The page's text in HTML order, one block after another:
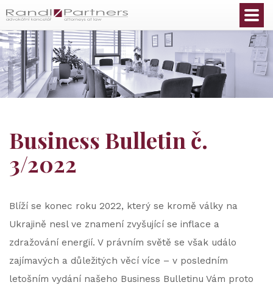
Business Bulletin č.
3/2022
Blíží se konec roku 2022, který se kromě války na
Ukrajině nesl ve znamení zvyšující se inflace a
zdražování energií. V právním světě se však událo
zajímavých a důležitých věcí více – v posledním
letošním vydání našeho Business Bulletinu Vám proto
Čeština